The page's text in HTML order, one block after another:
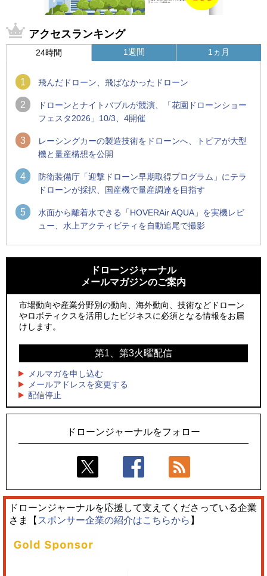
アクセスランキング
24時間
1 飛んだドローン、飛ばなかったドローン
2
ドローンとナイトバブルが競演、「花園ドローンショー
フェスタ2026」10/3、4開催
3
レーシングカーの製造技術をドローンへ、トピアが大型
機と量産構想を公開
4
防衛装備庁「迎撃ドローン早期取得プログラム」にテラ
ドローンが採択、国産機で量産調達を目指す
5
水面から離着水できる「HOVERAir AQUA」を実機レビ
ュー、水上アクティビティを自動追尾で撮影
1週間
ーンが採択、国産機で量産調達を目指す
ROBOZ、北名古屋市制20周年記念で「空飛ぶLEDスクリー
ン」とドローンショーによる新演出を実施
レッドクリフ、足利花火大会で映画『スパイダーマン』や
飛んだドローン、飛ばなかったドローン
ドローンとナイトバブルが競演、「花園ドローンショーフェ
スタ2026」10/3、4開催
1ヵ月
ン」とドローンショーによる新演出を実施
防衛装備庁「迎撃ドローン早期取得プログラム」にテラドロ
ーンが採択、国産機で量産調達を目指す
サザンビーチちがさき花火大会で「復活の花火」打ち上げ、
国産AUVを社会実装へ、スタートアップ「BlueArch株式会
社」設立
ロボデックス、2時間超の飛行を目指す新型水素燃料電池ドロ
ーンを公開
ドローンジャーナル
メールマガジンのご案内
市場動向や産業分野別の動向、海外動向、技術などドローン
やロボティクスを活用したビジネスに必須となる情報をお届
けします。
第1、第3火曜配信
メルマガを申し込む
メールアドレスを変更する
配信停止
ドローンジャーナルをフォロー
ドローンジャーナルを応援して支えてくださっている企業
さま【 スポンサー企業の紹介はこちらから 】